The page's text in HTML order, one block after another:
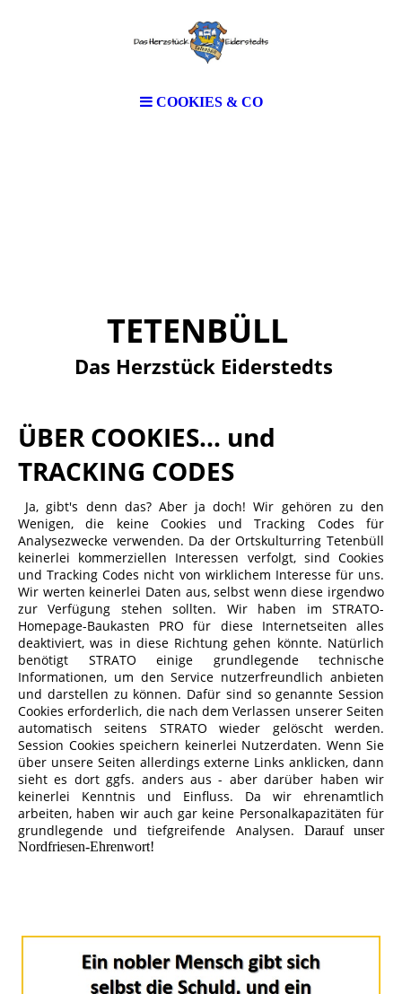
COOKIES & CO
TETENBÜLL
Das Herzstück Eiderstedts
ÜBER COOKIES... und
TRACKING CODES
Ja, gibt's denn das? Aber ja doch! Wir gehören zu den
Wenigen, die keine Cookies und Tracking Codes für
Analysezwecke verwenden. Da der Ortskulturring Tetenbüll
keinerlei kommerziellen Interessen verfolgt, sind Cookies
und Tracking Codes nicht von wirklichem Interesse für uns.
Wir werten keinerlei Daten aus, selbst wenn diese irgendwo
zur Verfügung stehen sollten. Wir haben im STRATO-
Homepage-Baukasten PRO für diese Internetseiten alles
deaktiviert, was in diese Richtung gehen könnte. Natürlich
benötigt STRATO einige grundlegende technische
Informationen, um den Service nutzerfreundlich anbieten
und darstellen zu können. Dafür sind so genannte Session
Cookies erforderlich, die nach dem Verlassen unserer Seiten
automatisch seitens STRATO wieder gelöscht werden.
Session Cookies speichern keinerlei Nutzerdaten. Wenn Sie
über unsere Seiten allerdings externe Links anklicken, dann
sieht es dort ggfs. anders aus - aber darüber haben wir
keinerlei Kenntnis und Einfluss. Da wir ehrenamtlich
arbeiten, haben wir auch gar keine Personalkapazitäten für
grundlegende und tiefgreifende Analysen. Darauf unser
Nordfriesen-Ehrenwort!